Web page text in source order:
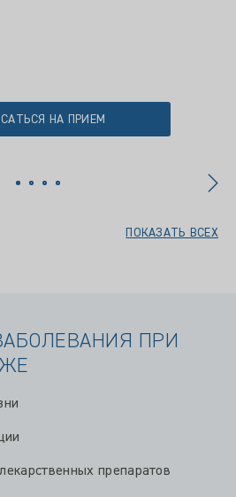
НА ПРИЕМ
ПОКАЗАТЬ ВСЕХ
ПРИ
препаратов